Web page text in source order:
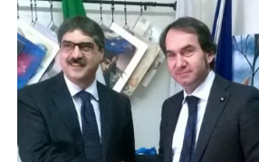
Norme
e
Regolamenti
ANCL
Direttivo
Ancl